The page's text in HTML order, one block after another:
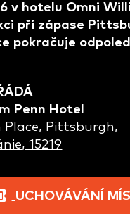
v hotelu Omni
při zápase
pokračuje
Penn Hotel
Place, Pittsburgh,
15219
UCHOVÁVÁNÍ